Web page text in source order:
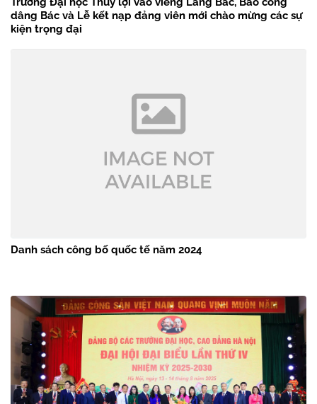
dâng Bác và Lễ kết nạp đảng viên mới chào mừng các sự
kiện trọng đại
Danh sách công bố quốc tế năm 2024